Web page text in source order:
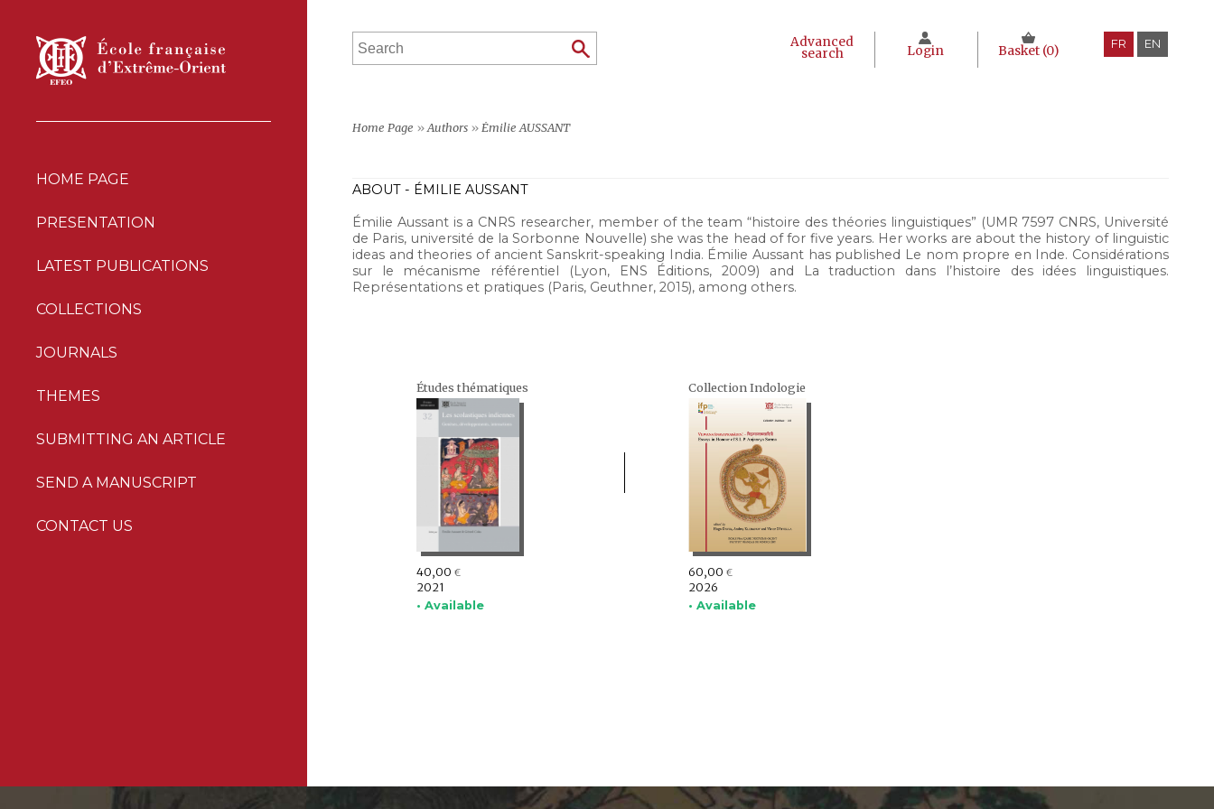
HOME PAGE
PRESENTATION
LATEST PUBLICATIONS
COLLECTIONS
JOURNALS
THEMES
SUBMITTING AN ARTICLE
SEND A MANUSCRIPT
CONTACT US
Advanced
search Login Basket (0) FR EN
Home Page »Authors » Émilie AUSSANT
ABOUT - ÉMILIE AUSSANT
Émilie Aussant is a CNRS researcher, member of the team “histoire des théories linguistiques” (UMR 7597 CNRS, Université
de Paris, université de la Sorbonne Nouvelle) she was the head of for five years. Her works are about the history of linguistic
ideas and theories of ancient Sanskrit-speaking India. Émilie Aussant has published Le nom propre en Inde. Considérations
sur le mécanisme référentiel (Lyon, ENS Éditions, 2009) and La traduction dans l’histoire des idées linguistiques.
Représentations et pratiques (Paris, Geuthner, 2015), among others.
Études thématiques
40,00 €
2021
• Available
Collection Indologie
60,00 €
2026
• Available